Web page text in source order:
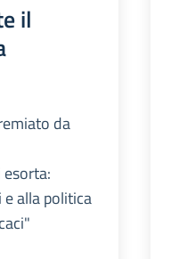
il
da
alla politica